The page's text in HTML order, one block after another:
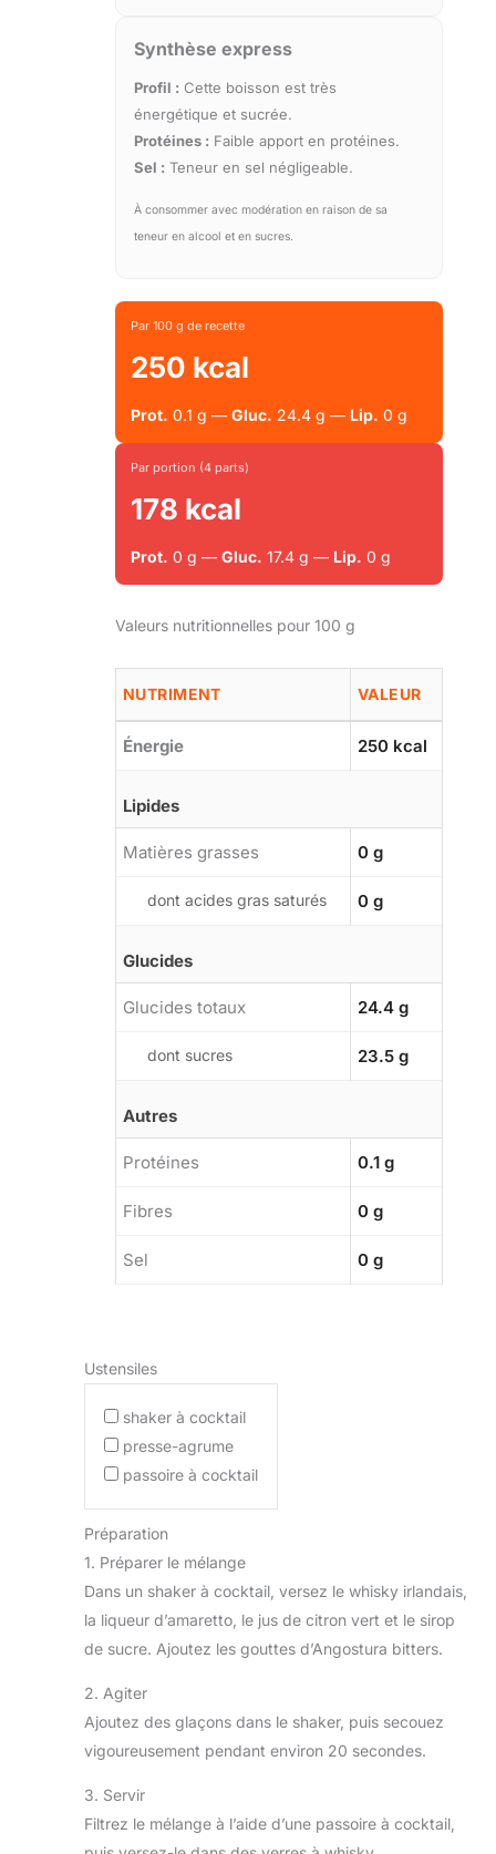
Synthèse express
Profil : Cette boisson est très
énergétique et sucrée.
Protéines : Faible apport en protéines.
Sel : Teneur en sel négligeable.
À consommer avec modération en raison de sa
teneur en alcool et en sucres.
Par 100 g de recette
250 kcal
Prot. 0.1 g — Gluc. 24.4 g — Lip. 0 g
Par portion (4 parts)
178 kcal
Prot. 0 g — Gluc. 17.4 g — Lip. 0 g
Valeurs nutritionnelles pour 100 g
NUTRIMENT VALEUR
Énergie 250 kcal
Lipides
Matières grasses 0 g
dont acides gras saturés 0 g
Glucides
Glucides totaux 24.4 g
dont sucres 23.5 g
Autres
Protéines 0.1 g
Fibres 0 g
Sel 0 g
Ustensiles
shaker à cocktail
presse-agrume
passoire à cocktail
Préparation
1. Préparer le mélange
Dans un shaker à cocktail, versez le whisky irlandais,
la liqueur d’amaretto, le jus de citron vert et le sirop
de sucre. Ajoutez les gouttes d’Angostura bitters.
2. Agiter
Ajoutez des glaçons dans le shaker, puis secouez
vigoureusement pendant environ 20 secondes.
3. Servir
Filtrez le mélange à l’aide d’une passoire à cocktail,